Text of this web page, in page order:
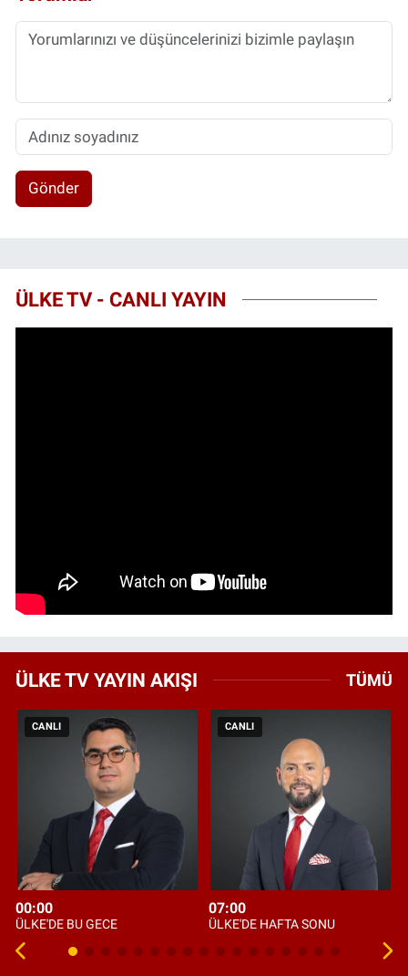
Gönder
ÜLKE TV - CANLI YAYIN
ÜLKE TV YAYIN AKIŞI TÜMÜ
CANLI
00:00
ÜLKE'DE BU GECE
CANLI
07:00
ÜLKE'DE HAFTA SONU